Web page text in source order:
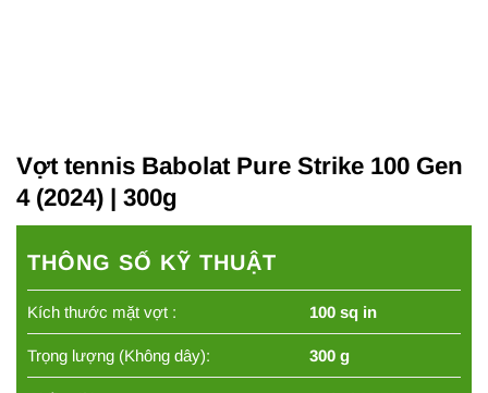
Vợt tennis Babolat Pure Strike 100 Gen
4 (2024) | 300g
THÔNG SỐ KỸ THUẬT
Kích thước mặt vợt : 100 sq in
Trọng lượng (Không dây): 300 g